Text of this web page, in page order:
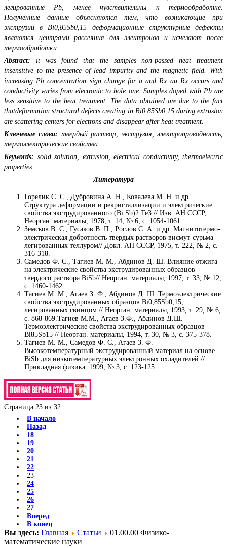
легированные Pb, менее чувствительны к термообработке.
Полученные данные объясняются тем, что возникающие при
экструзии в Bi0,85Sb0,15 деформационные структурные дефекты
являются центрами рассеяния для электронов и исчезают после
термообработки.
Abstract: it was found that the samples non-passed heat treatment
insensitive to the presence of lead impurity and the magnetic field. With
increasing Pb concentration sign change for a and Rx aи Rx occurs and
conductivity varies from electronic to hole one. Samples doped with Pb are
less sensitive to the heat treatment. The data obtained are due to the fact
thatdeformation structural defects creating in Bi0.85Sb0.15 during extrusion
are scattering centers for electrons and disappear after heat treatment.
Ключевые слова: твердый раствор, экструзия, электропроводность,
термоэлектрические свойства.
Keywords: solid solution, extrusion, electrical conductivity, thermoelectric
properties.
Литература
Горелик С. С., Дубровина А. Н., Ковалева М. Н. и др.
Структура деформации и рекристаллизации и электрические
свойства экструдированного (Bi Sb)2 Te3 // Изв. АН СССР,
Неорган. материалы, 1978, т. 14, № 6, с. 1054-1061.
Земсков В. С., Гусаков В. П., Рослов С. А. и др. Магнитотермо-
электрическая добротность твердых растворов висмут-сурьма
легированных теллуром// Докл. АН СССР, 1975, т. 222, № 2, с.
316-318.
Самедов Ф. С., Тагиев М. М., Абдинов Д. Ш. Влияние отжига
на электрические свойства экструдированных образцов
твердого раствора BiSb// Неорган. материалы, 1997, т. 33, № 12,
с. 1460-1462.
Тагиев М. М., Агаев З. Ф., Абдинов Д. Ш. Термоэлектрические
свойства экструдированных образцов Bi0,85Sb0,15,
легированных свинцом // Неорган. материалы, 1993, т. 29, № 6,
с. 868-869.Тагиев М.М., Агаев З.Ф., Абдинов Д.Ш.
Термоэлектрические свойства экструдированных образцов
Bi85Sb15 // Неорган. материалы, 1994, т. 30, № 3, с. 375-378.
Тагиев М. М., Самедов Ф. С., Агаев З. Ф.
Высокотемпературный экструдированный материал на основе
BiSb для низкотемпературных электронных охладителей //
Прикладная физика. 1999, № 3, с. 123-125.
Страница 23 из 32
В начало
Назад
18
19
20
21
22
23
24
25
26
27
Вперед
В конец
Вы здесь: Главная Статьи
01.00.00 Физико-
математические науки